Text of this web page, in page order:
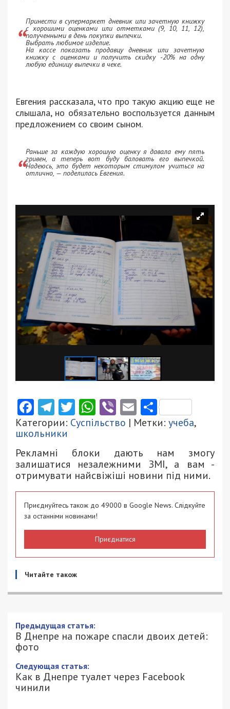
Принести в супермаркет дневник или зачетную книжку
с хорошими оценками или отметками (9, 10, 11, 12),
полученными в день покупки выпечки.
Выбрать любимое изделие.
На кассе показать продавцу дневник или зачетную
книжку с оценками и получить скидку -20% на одну
любую единицу выпечки в чеке.
Евгения рассказала, что про такую акцию еще не
слышала, но обязательно воспользуется данным
предложением со своим сыном.
Раньше за каждую хорошую оценку я давала ему пять
гривен, а теперь вот буду баловать его выпечкой.
Надеюсь, это будет некоторым стимулом учиться на
отлично, — поделилась Евгения.
Facebook
Telegram
Twitter
WhatsApp
ViberEmail
Категории: Суспільство | Метки: учеба,
школьники
Рекламні блоки дають нам змогу
залишатися незалежними ЗМІ, а вам -
отримувати найсвіжіші новини під ними.
Приєднуйтесь також до 49000 в Google News. Слідкуйте
за останніми новинами!
Приєднатися
Читайте також
Предыдущая статья:
В Днепре на пожаре спасли двоих детей:
фото
Следующая статья:
Как в Днепре туалет через Facebook
чинили